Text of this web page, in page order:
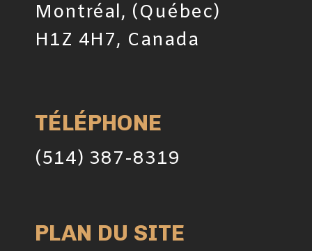
Montréal, (Québec)
H1Z 4H7, Canada
TÉLÉPHONE
(514) 387-8319
PLAN DU SITE